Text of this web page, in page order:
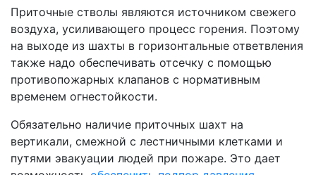
Приточные стволы являются источником свежего
воздуха, усиливающего процесс горения. Поэтому
на выходе из шахты в горизонтальные ответвления
также надо обеспечивать отсечку с помощью
противопожарных клапанов с нормативным
временем огнестойкости.
Обязательно наличие приточных шахт на
вертикали, смежной с лестничными клетками и
путями эвакуации людей при пожаре. Это дает